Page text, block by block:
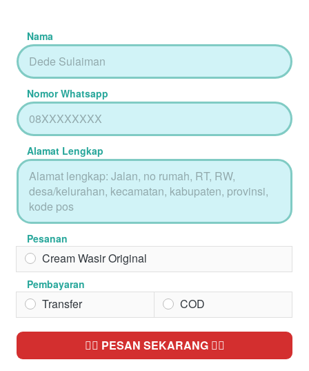
Nama
Nomor Whatsapp
Alamat Lengkap
Pesanan
Cream Wasir Original
Pembayaran
Transfer COD
`👉🏻 PESAN SEKARANG 👈🏻